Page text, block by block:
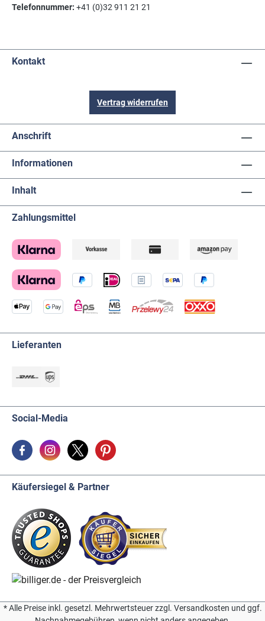
Telefonnummer: +41 (0)32 911 21 21
Kontakt
Vertrag widerrufen
Anschrift
Informationen
Inhalt
Zahlungsmittel
Lieferanten
Social-Media
Käufersiegel & Partner
* Alle Preise inkl. gesetzl. Mehrwertsteuer zzgl. Versandkosten und ggf.